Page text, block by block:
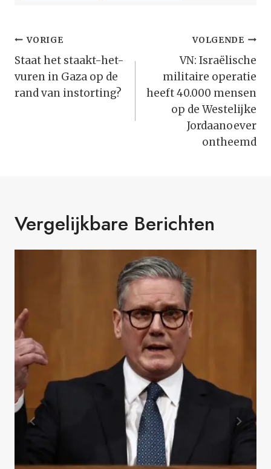
Bericht
Navigatie
VORIGE
Staat het staakt-het-
vuren in Gaza op de
rand van instorting?
VOLGENDE
VN: Israëlische
militaire operatie
heeft 40.000 mensen
op de Westelijke
Jordaanoever
ontheemd
Vergelijkbare Berichten